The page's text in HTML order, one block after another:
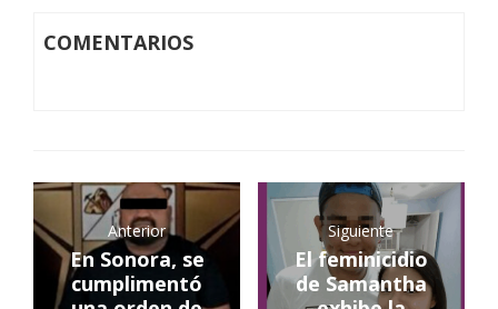
COMENTARIOS
Anterior
En Sonora, se
cumplimentó
Siguiente
El feminicidio
de Samantha